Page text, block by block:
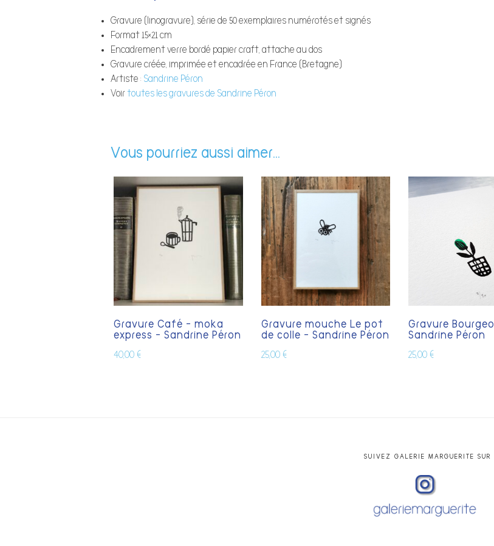
Gravure (linogravure), série de 50 exemplaires numérotés et signés
Format 15×21 cm
Encadrement verre bordé papier craft, attache au dos
Gravure créée, imprimée et encadrée en France (Bretagne)
Artiste : Sandrine Péron
Voirtoutes les gravures de Sandrine Péron
Vous pourriez aussi aimer...
Gravure Café – moka
express – Sandrine Péron
40,00 €
Gravure mouche Le pot
de colle – Sandrine Péron
25,00 €
Gravure
Sandrine Péron
25,00 €
SUIVEZ GALERIE MARGUERITE SUR